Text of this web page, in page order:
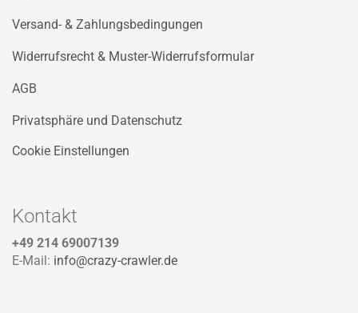
Versand- & Zahlungsbedingungen
Widerrufsrecht & Muster-Widerrufsformular
AGB
Privatsphäre und Datenschutz
Cookie Einstellungen
Kontakt
+49 214 69007139
E-Mail: info@crazy-crawler.de